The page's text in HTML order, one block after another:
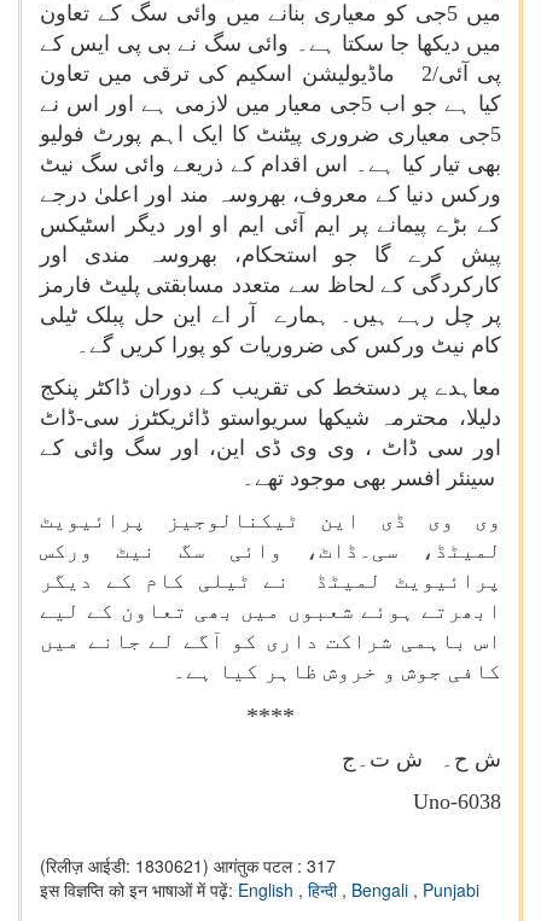
میں 5جی کو معیاری بنانے میں وائی سگ کے تعاون
میں دیکھا جا سکتا ہے۔ وائی سگ نے بی پی ایس کے
پی آئی/2 ماڈیولیشن اسکیم کی ترقی میں تعاون
کیا ہے جو اب 5جی معیار میں لازمی ہے اور اس نے
5جی معیاری ضروری پیٹنٹ کا ایک اہم پورٹ فولیو
بھی تیار کیا ہے۔ اس اقدام کے ذریعے وائی سگ نیٹ
ورکس دنیا کے معروف، بھروسہ مند اور اعلیٰ درجے
کے بڑے پیمانے پر ایم آئی ایم او اور دیگر اسٹیکس
پیش کرے گا جو استحکام، بھروسہ مندی اور
کارکردگی کے لحاظ سے متعدد مسابقتی پلیٹ فارمز
پر چل رہے ہیں۔ ہمارے آر اے این حل پبلک ٹیلی
کام نیٹ ورکس کی ضروریات کو پورا کریں گے۔
معاہدے پر دستخط کی تقریب کے دوران ڈاکٹر پنکج
دلیلا، محترمہ شیکھا سریواستو ڈائریکٹرز سی-ڈاٹ
اور سی ڈاٹ ، وی وی ڈی این، اور سگ وائی کے
سینئر افسر بھی موجود تھے۔
وی وی ڈی این ٹیکنالوجیز پرائیویٹ
لمیٹڈ، سی۔ڈاٹ، وائی سگ نیٹ ورکس
پرائیویٹ لمیٹڈ نے ٹیلی کام کے دیگر
ابھرتے ہوئے شعبوں میں بھی تعاون کے لیے
اس باہمی شراکت داری کو آگے لے جانے میں
کافی جوش و خروش ظاہر کیا ہے۔
****
ش ح۔ ش ت۔ج
Uno-6038
(रिलीज़ आईडी: 1830621) आगंतुक पटल : 317
इस विज्ञप्ति को इन भाषाओं में पढ़ें: English , हिन्दी , Bengali , Punjabi